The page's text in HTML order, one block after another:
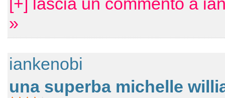
»
iankenobi
una superba michelle